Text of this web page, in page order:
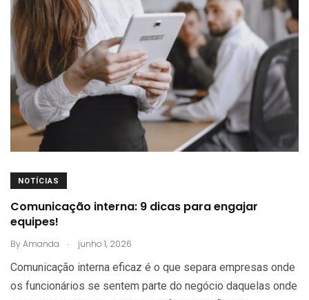
NOTÍCIAS
Comunicação interna: 9 dicas para engajar
equipes!
ByAmanda . junho 1, 2026
Comunicação interna eficaz é o que separa empresas onde
os funcionários se sentem parte do negócio daquelas onde